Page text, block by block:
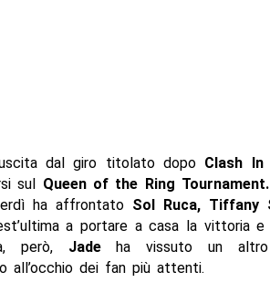
dal giro titolato dopo Clash In
sul Queen of the Ring Tournament.
ha affrontato Sol Ruca, Tiffany
a portare a casa la vittoria e
però, Jadeha vissuto un altro
all’occhio dei fan più attenti.